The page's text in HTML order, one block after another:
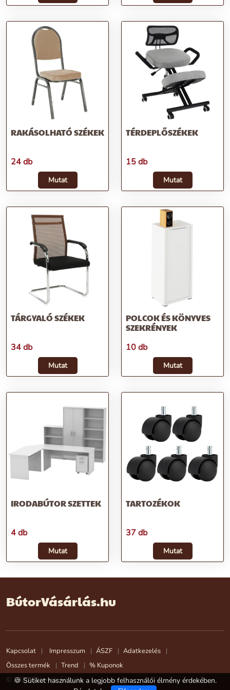
RAKÁSOLHATÓ SZÉKEK
24 db
Mutat
TÉRDEPLŐSZÉKEK
15 db
Mutat
TÁRGYALÓ SZÉKEK
34 db
Mutat
POLCOK ÉS KÖNYVES
SZEKRÉNYEK
10 db
Mutat
IRODABÚTOR SZETTEK
4 db
Mutat
TARTOZÉKOK
37 db
Mutat
BútorVásárlás.hu
Kapcsolat Impresszum ÁSZF
Adatkezelés
Összes termék
Trend
% Kuponok
© 2026 BútorVásárlás.hu
🍪 Sütiket használunk a legjobb felhasználói élmény érdekében.